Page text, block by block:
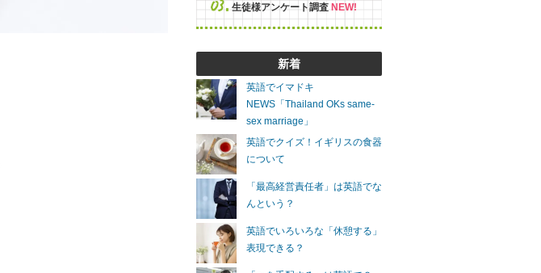
生徒様アンケート調査
新着
英語でイマドキ
NEWS「Thailand OKs same-
sex marriage」
英語でクイズ！イギリスの食器
について
「最高経営責任者」は英語でな
んという？
英語でいろいろな「休憩する」
表現できる？